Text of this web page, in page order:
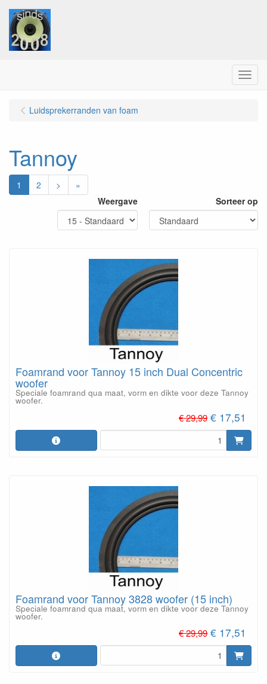
Menu
Luidsprekerranden van foam
Tannoy
1 2 >
»
Weergave
Sorteer op
Foamrand voor Tannoy 15 inch Dual Concentric
woofer
Speciale foamrand qua maat, vorm en dikte voor deze Tannoy
woofer.
€ 29,99 € 17,51
Foamrand voor Tannoy 3828 woofer (15 inch)
Speciale foamrand qua maat, vorm en dikte voor deze Tannoy
woofer.
€ 29,99 € 17,51